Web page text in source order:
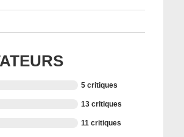
5 critiques
13 critiques
11 critiques